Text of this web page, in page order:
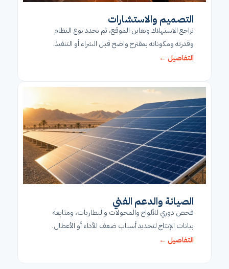
التصميم والاستشارات
نراجع الاستهلاك ونعاين الموقع، ثم نحدد نوع النظام
وقدرته ومكوناته بمقترح واضح قبل الشراء أو التنفيذ.
التفاصيل ←
الصيانة والدعم الفني
فحص دوري للألواح والمحولات والبطاريات، ومتابعة
بيانات الإنتاج لتحديد أسباب ضعف الأداء أو الأعطال.
التفاصيل ←